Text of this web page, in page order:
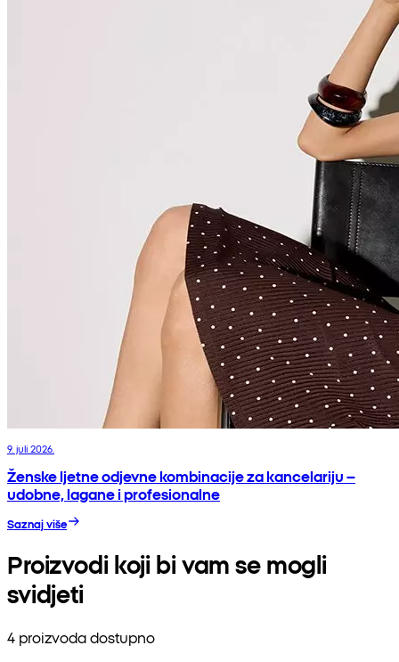
9. juli 2026.
Ženske ljetne odjevne kombinacije za kancelariju –
udobne, lagane i profesionalne
Saznaj više
Proizvodi koji bi vam se mogli
svidjeti
4 proizvoda dostupno